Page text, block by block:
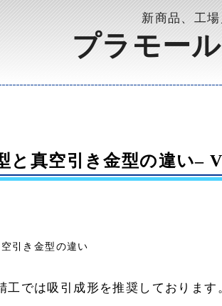
新商品、工
プラモー
と真空引き金型の違い–
引き金型の違い
工では吸引成形を推奨しております